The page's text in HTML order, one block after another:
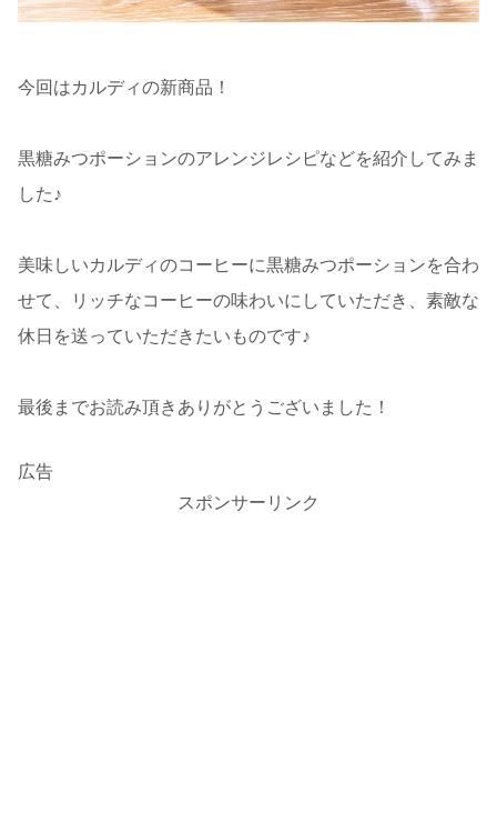
今回はカルディの新商品！
黒糖みつポーションのアレンジレシピなどを紹介してみま
した♪
美味しいカルディのコーヒーに黒糖みつポーションを合わ
せて、リッチなコーヒーの味わいにしていただき、素敵な
休日を送っていただきたいものです♪
最後までお読み頂きありがとうございました！
広告
スポンサーリンク